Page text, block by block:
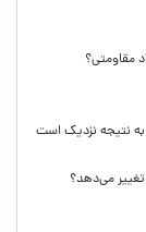
مقاومتی؟
به نتیجه نزدیک است
می‌دهد؟